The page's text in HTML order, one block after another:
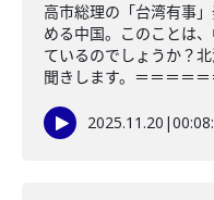
高市総理の「台湾有事
める中国。このことは
ているのでしょうか？
聞きします。＝＝＝＝
2025.11.20 |